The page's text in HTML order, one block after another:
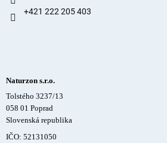
+421 222 205 403
Naturzon s.r.o.
Tolstého 3237/13
058 01 Poprad
Slovenská republika
IČO: 52131050